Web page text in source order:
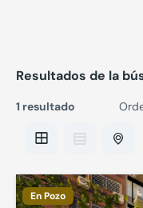
Resultados de la
1 resultado
En Pozo